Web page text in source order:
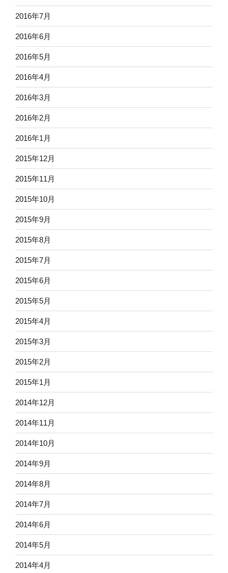
2016年7月
2016年6月
2016年5月
2016年4月
2016年3月
2016年2月
2016年1月
2015年12月
2015年11月
2015年10月
2015年9月
2015年8月
2015年7月
2015年6月
2015年5月
2015年4月
2015年3月
2015年2月
2015年1月
2014年12月
2014年11月
2014年10月
2014年9月
2014年8月
2014年7月
2014年6月
2014年5月
2014年4月